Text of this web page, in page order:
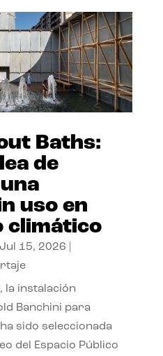
Baths:
de
uso en
climático
Jul 15, 2026
la instalación
Banchini para
sido seleccionada
del Espacio Público